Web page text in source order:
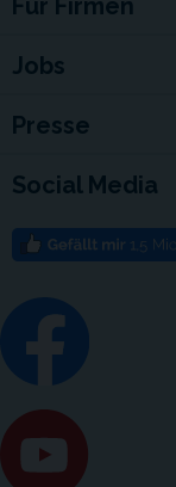
Für Firmen
Jobs
Presse
Social Media